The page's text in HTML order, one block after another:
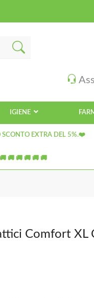
IGIENE
SCONTO EXTRA DEL 5%.❤️
🚚 🚚 🚚 🚚 🚚
Comfort XL